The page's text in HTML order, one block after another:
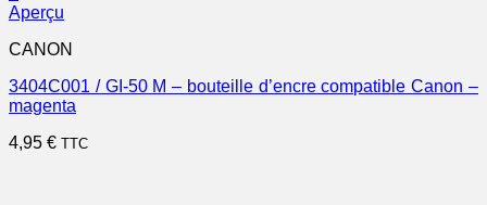
Aperçu
CANON
3404C001 / GI-50 M – bouteille d’encre compatible Canon –
magenta
4,95 € TTC